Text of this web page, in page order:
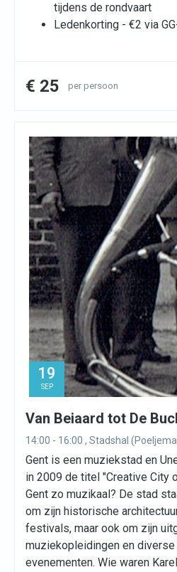
tijdens de rondvaart
Ledenkorting - €2 via
€ 25 per persoon
19
SEP
Van Beiaard tot De
14:00 - 16:00 , Stadshal
Gent is een muziekstad en
in 2009 de titel "Creative City
Gent zo muzikaal? De stad
om zijn historische
festivals, maar ook om zijn
muziekopleidingen en
evenementen. Wie waren